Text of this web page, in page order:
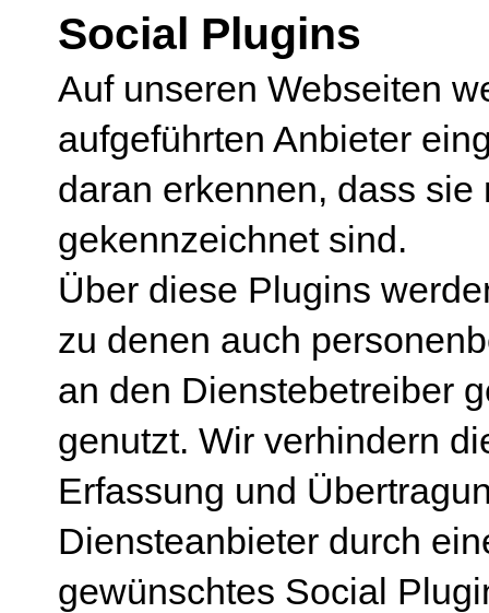
Social Plugins
Auf unseren Webseiten
aufgeführten Anbieter
daran erkennen, dass
gekennzeichnet sind.
Über diese Plugins
zu denen auch
an den Dienstebetreiber
genutzt. Wir verhindern
Erfassung und
Diensteanbieter durch
gewünschtes Social